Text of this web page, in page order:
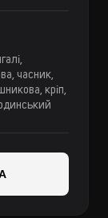
часник,
кріп,